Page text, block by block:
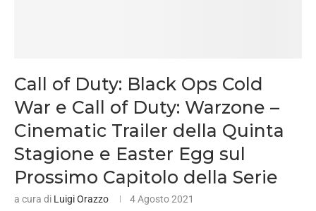
Call of Duty: Black Ops Cold
War e Call of Duty: Warzone –
Cinematic Trailer della Quinta
Stagione e Easter Egg sul
Prossimo Capitolo della Serie
a cura di Luigi Orazzo 4 Agosto 2021